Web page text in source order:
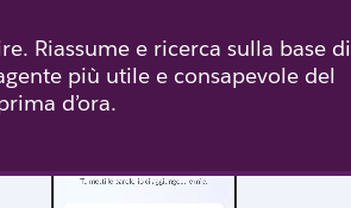
Riassume e ricerca sulla base di
più utile e consapevole del
d’ora.